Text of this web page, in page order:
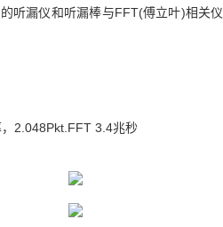
听漏仪和听漏棒与FFT(傅立叶)相关
2.048Pkt.FFT 3.4兆秒